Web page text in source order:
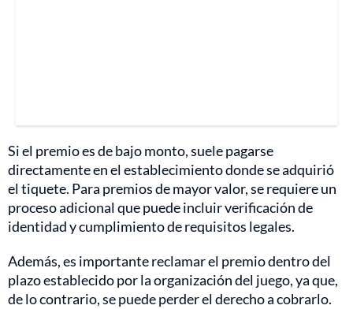
Si el premio es de bajo monto, suele pagarse
directamente en el establecimiento donde se adquirió
el tiquete. Para premios de mayor valor, se requiere un
proceso adicional que puede incluir verificación de
identidad y cumplimiento de requisitos legales.
Además, es importante reclamar el premio dentro del
plazo establecido por la organización del juego, ya que,
de lo contrario, se puede perder el derecho a cobrarlo.